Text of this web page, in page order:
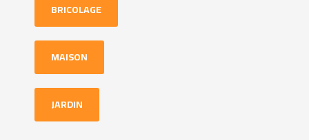
BRICOLAGE
MAISON
JARDIN